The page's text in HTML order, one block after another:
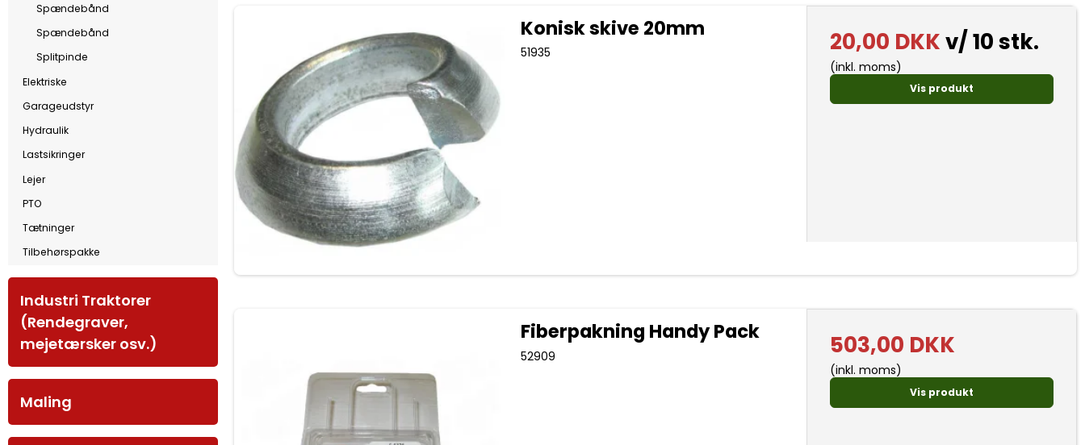
Spændebånd
Spændebånd
Splitpinde
Elektriske
Garageudstyr
Hydraulik
Lastsikringer
Lejer
PTO
Tætninger
Tilbehørspakke
Industri Traktorer
(Rendegraver,
mejetærsker osv.)
Maling
Konisk skive 20mm
51935 20,00 DKKv/ 10 stk.
(inkl. moms)
Vis produkt
Fiberpakning Handy Pack
52909 503,00 DKK
(inkl. moms)
Vis produkt